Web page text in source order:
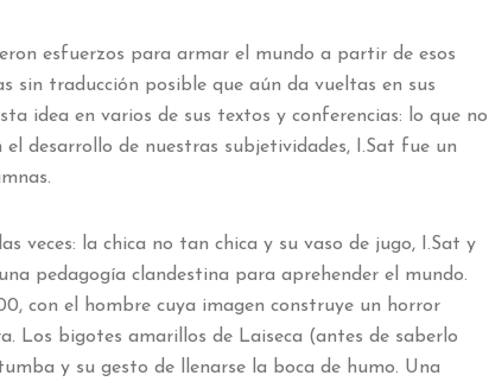
esfuerzos para armar el mundo a partir de esos
sin traducción posible que aún da vueltas en sus
idea en varios de sus textos y conferencias: lo que no
el desarrollo de nuestras subjetividades, I.Sat fue un
veces: la chica no tan chica y su vaso de jugo, I.Sat y
pedagogía clandestina para aprehender el mundo.
con el hombre cuya imagen construye un horror
Los bigotes amarillos de Laiseca (antes de saberlo
y su gesto de llenarse la boca de humo. Una